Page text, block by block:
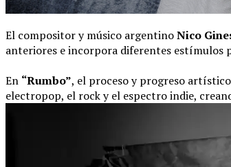
El compositor y músico argentinoNico
anteriores e incorpora diferentes estímulos
En “Rumbo”, el proceso y progreso
electropop, el rock y el espectro indie,